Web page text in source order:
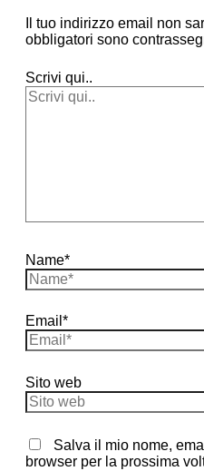
Il tuo indirizzo email non
obbligatori sono
Scrivi qui..
Name*
Email*
Sito web
Salva il mio nome,
browser per la prossima